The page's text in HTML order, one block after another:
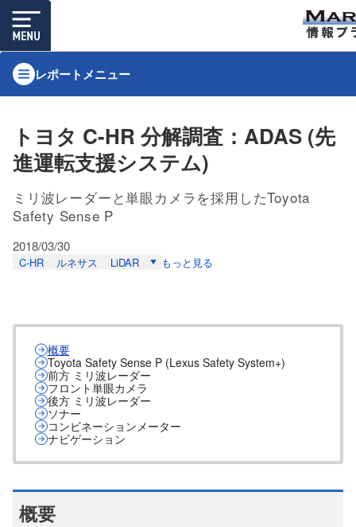
レポートメニュー
トヨタ C-HR 分解調査：ADAS (先
進運転支援システム)
ミリ波レーダーと単眼カメラを採用したToyota
Safety Sense P
2018/03/30
C-HR ルネサス LiDAR もっと見る
概要
Toyota Safety Sense P (Lexus Safety System+)
前方 ミリ波レーダー
フロント単眼カメラ
後方 ミリ波レーダー
ソナー
コンビネーションメーター
ナビゲーション
概要